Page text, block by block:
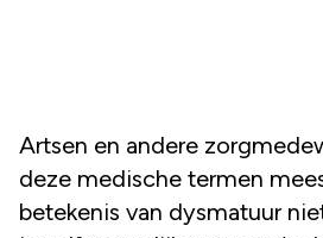
Artsen en andere
deze medische termen
betekenis van dysmatuur